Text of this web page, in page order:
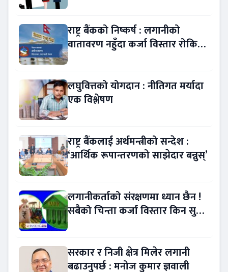
राष्ट्र बैंकको निष्कर्ष : लगानीको
वातावरण नहुँदा कर्जा विस्तार रोकियो
लघुवित्तको योगदान : नीतिगत मर्यादा
एक विश्लेषण
राष्ट्र बैंकलाई अर्थमन्त्रीको सन्देश :
‘आर्थिक रूपान्तरणको साझेदार बन्नुस्’
लगानीकर्ताको संरक्षणमा ध्यान छैन !
सबैको चिन्ता कर्जा विस्तार किन सुस्त
सरकार र निजी क्षेत्र मिलेर लगानी
बढाउनुपर्छ : मनोज कुमार ज्ञवाली